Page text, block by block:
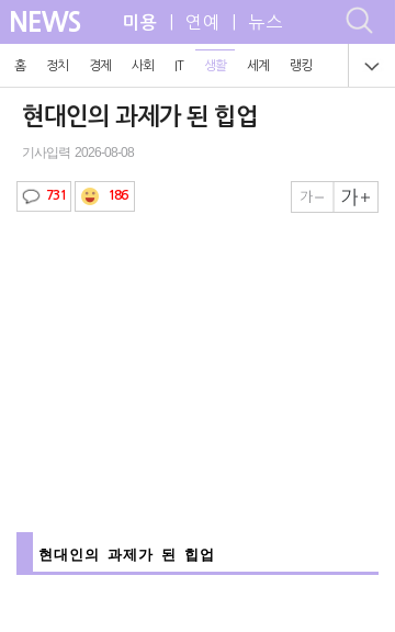
NEWS 미용 | 연예 | 뉴스
홈 정치 경제 사회 IT 생활 세계 랭킹
현대인의 과제가 된 힙업
기사입력 2026-08-08
731 186
현대인의 과제가 된 힙업